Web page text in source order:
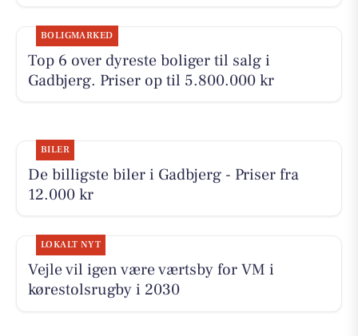
BOLIGMARKED
Top 6 over dyreste boliger til salg i
Gadbjerg. Priser op til 5.800.000 kr
BILER
De billigste biler i Gadbjerg - Priser fra
12.000 kr
LOKALT NYT
Vejle vil igen være værtsby for VM i
kørestolsrugby i 2030